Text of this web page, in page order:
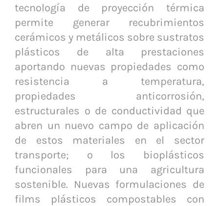
tecnología de proyección térmica
permite generar recubrimientos
cerámicos y metálicos sobre sustratos
plásticos de alta prestaciones
aportando nuevas propiedades como
resistencia a temperatura,
propiedades anticorrosión,
estructurales o de conductividad que
abren un nuevo campo de aplicación
de estos materiales en el sector
transporte; o los bioplásticos
funcionales para una agricultura
sostenible. Nuevas formulaciones de
films plásticos compostables con